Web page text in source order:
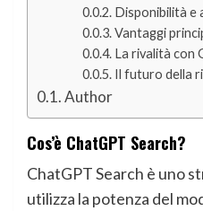
Disponibilità e
Vantaggi
La rivalità con
Il futuro della
Author
Cos’è ChatGPT Search?
ChatGPT Search è uno
utilizza la potenza del